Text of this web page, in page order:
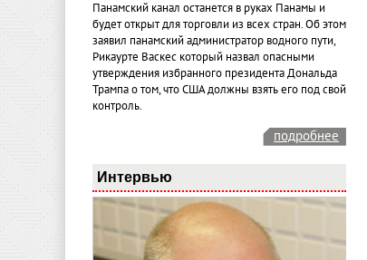
Панамский канал останется в руках Панамы и
будет открыт для торговли из всех стран. Об этом
заявил панамский администратор водного пути,
Рикаурте Васкес который назвал опасными
утверждения избранного президента Дональда
Трампа о том, что США должны взять его под свой
контроль.
подробнее
Интервью